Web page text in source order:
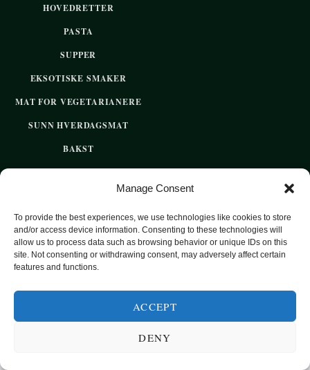
Manage Consent
To provide the best experiences, we use technologies like cookies to store
and/or access device information. Consenting to these technologies will
allow us to process data such as browsing behavior or unique IDs on this
site. Not consenting or withdrawing consent, may adversely affect certain
features and functions.
ACCEPT
DENY
HOVEDRETTER
PASTA
SUPPER
EKSOTISKE SMAKER
MAT FOR VEGETARIANERE
SUNN HVERDAGSMAT
BAKST
SØTT UTEN SUKKER
2020 OPPSKRIFTSPARADISET - SUNNE OPPSKRIFTER FOR
HVER DAG